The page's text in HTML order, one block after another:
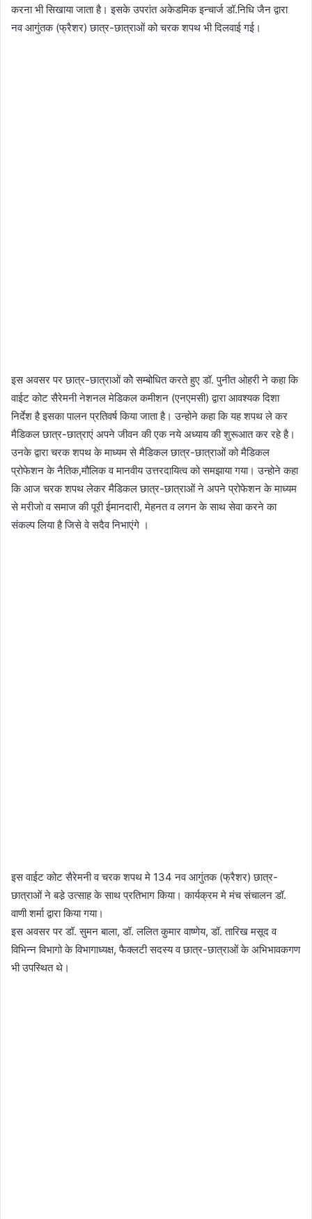
करना भी सिखाया जाता है। इसके उपरांत अकेडमिक इन्चार्ज डॉ.निधि जैन द्वारा
नव आगुंतक (फ्रैशर) छात्र-छात्राओं को चरक शपथ भी दिलवाई गई।
इस अवसर पर छात्र-छात्राओं कोे सम्बोधित करते हुए डॉ. पुनीत ओहरी ने कहा कि
वाईट कोट सैरेमनी नेशनल मेडिकल कमीशन (एनएमसी) द्वारा आवश्यक दिशा
निर्देश है इसका पालन प्रतिवर्ष किया जाता है। उन्होने कहा कि यह शपथ ले कर
मैडिकल छात्र-छात्राएं अपने जीवन की एक नये अध्याय की शुरूआत कर रहे है।
उनके द्वारा चरक शपथ के माध्यम से मैडिकल छात्र-छात्राओं को मैडिकल
प्रोफेशन के नैतिक,मौलिक व मानवीय उत्तरदायित्व को समझाया गया। उन्होने कहा
कि आज चरक शपथ लेकर मैडिकल छात्र-छात्राओं ने अपने प्रोफेशन के माध्यम
से मरीजो व समाज की पूरी ईमानदारी, मेहनत व लगन के साथ सेवा करने का
संकल्प लिया है जिसे वे सदैव निभाएंगे ।
इस वाईट कोट सैरेमनी व चरक शपथ मे 134 नव आगुंतक (फ्रैशर) छात्र-
छात्राओं ने बडे़ उत्साह के साथ प्रतिभाग किया। कार्यक्रम मे मंच संचालन डॉ.
वाणी शर्मा द्वारा किया गया।
इस अवसर पर डॉ. सुमन बाला, डॉ. ललित कुमार वाष्णेय, डॉ. तारिख मसूद व
विभिन्न विभागो के विभागाध्यक्ष, फैक्लटी सदस्य व छात्र-छात्राओं के अभिभावकगण
भी उपस्थित थे।